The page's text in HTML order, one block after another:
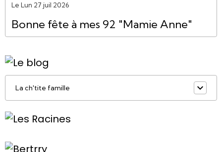
Le Lun 27 juil 2026
Bonne fête à mes 92 "Mamie Anne"
La ch'tite famille